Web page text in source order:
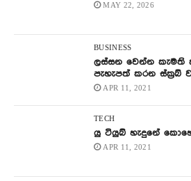
MAY 22, 2026
BUSINESS
ලස්සන වෙන්න කැමති
පැහැපත් කරන ස්ක්‍රබ්
APR 11, 2021
TECH
යු ටියුබ් හැදුනේ
APR 11, 2021